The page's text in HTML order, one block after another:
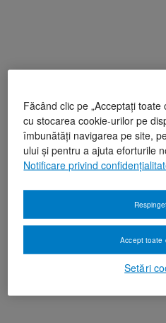
Făcând clic pe „Acceptați
cu stocarea cookie-urilor pe
îmbunătăți navigarea pe site,
ului și pentru a ajuta eforturile
Notificare privind
Setări
Accept toate